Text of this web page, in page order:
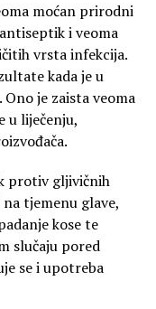
moćan prirodni
i veoma
vrsta infekcija.
kada je u
je zaista veoma
u liječenju,
protiv gljivičnih
tjemenu glave,
kose te
slučaju pored
se i upotreba